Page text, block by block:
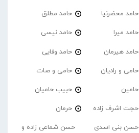
حامد محضرنیا حامد مطلق
حامد میرا حامد نیسی
حامد هیرمان حامد وفایی
حامی و رادیان حامی و صات
حامین حبیب حامیان
حجت اشرف زاده حرمان
حسن بنی اسدی
حسن شماعی زاده و